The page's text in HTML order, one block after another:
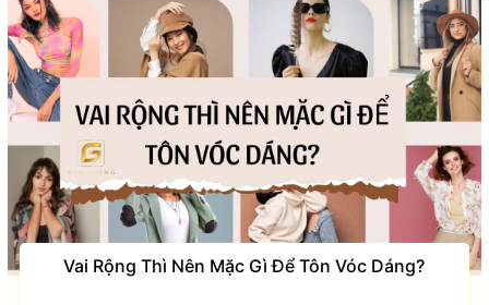
là gì? và những đặc điểm, tính ứng dụng của vải bố trong
đời sống qua bài viết sau. Vải bố là...
Vai Rộng Thì Nên Mặc Gì Để Tôn Vóc Dáng?